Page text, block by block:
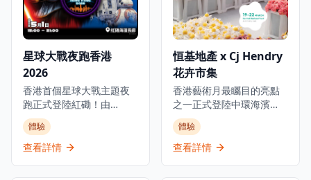
衡。廠內的天然生曬工場
至今仍保留傳統日曬發酵
工序，是醬園最具代表性
醬園廠址面臨收地，今次
或是最後機會親身踏足這
片承載香港飲食文化記憶
的土地。是次「本土樂遊
遊」導賞活動將帶領參加
者參觀醬園生產線、了解
本地醬業歷史，並聆聽一
個家族如何跨越三代守護
全球電子音樂的白日派
對。 開場表演由
@danielboswarva 擔綱，
優惠並附贈免費啤酒。活
動設有著裝要求，歡迎愛
好音樂、藝術與城市天際
線的你共同見證這場夢幻
週年慶典。
星球大戰夜跑香港
2026
香港首個星球大戰主題夜
跑正式登陸紅磡！由
Knighthood Event 主辦，
活動選址紅磡海濱花園，
呼應全球「星戰日」的慶
體驗
查看詳情
恒基地產 x Cj Hendry
花卉市集
香港藝術月最矚目的亮點
之一正式登陸中環海濱
——澳洲超寫實主義藝術
家 Cj Hendry 的花卉市集
首次踏足亞洲，由恒基兆
體驗
查看詳情